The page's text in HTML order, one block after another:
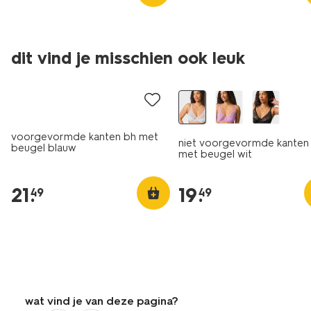
dit vind je misschien ook leuk
voorgevormde kanten bh met
beugel blauw
21.
49
niet voorgevormde kanten
met beugel wit
19.
49
wat vind je van deze pagina?